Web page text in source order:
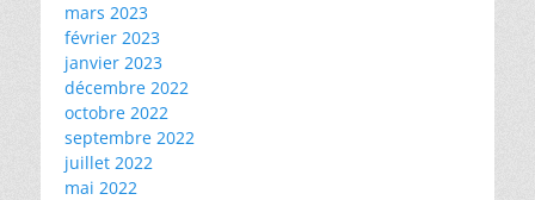
mars 2023
février 2023
janvier 2023
décembre 2022
octobre 2022
septembre 2022
juillet 2022
mai 2022